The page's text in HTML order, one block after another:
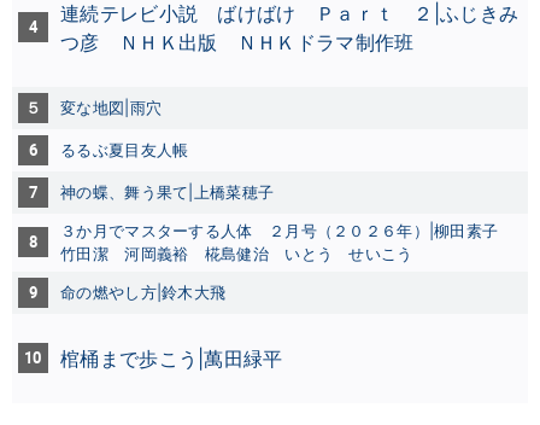
4
連続テレビ小説 ばけばけ Ｐａｒｔ ２|ふじきみ
つ彦
ＮＨＫ出版 ＮＨＫドラマ制作班
５ 変な地図|雨穴
6 るるぶ夏目友人帳
7 神の蝶、舞う果て|上橋菜穂子
8
３か月でマスターする人体 ２月号（２０２６年）|柳田素子
竹田潔
河岡義裕 椛島健治 いとう せいこう
9 命の燃やし方|鈴木大飛
10 棺桶まで歩こう|萬田緑平